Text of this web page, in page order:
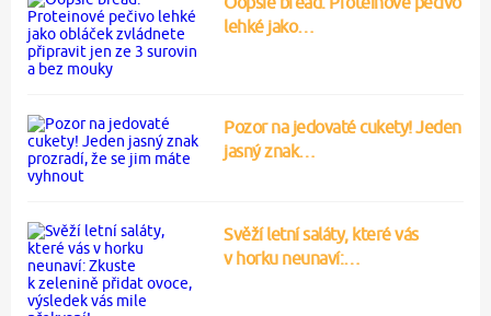
lehké jako…
Pozor na jedovaté cukety! Jeden
jasný znak…
Svěží letní saláty, které vás
v horku neunaví:…